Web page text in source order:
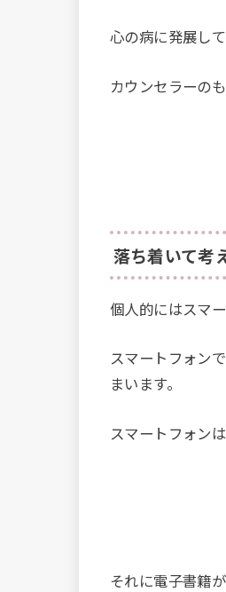
心の病に発展し
カウンセラーの
落ち着いて考
個人的にはスマ
スマートフォン
まいます。
スマートフォン
それに電子書籍